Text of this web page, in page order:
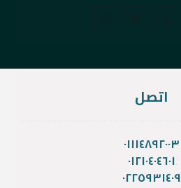
اتصل
٠١١١٤٨٩٢٠٠٣
٠١٢١٠٤٠٤٦٠١
٠٢٢٥٩٣١٤٠٩